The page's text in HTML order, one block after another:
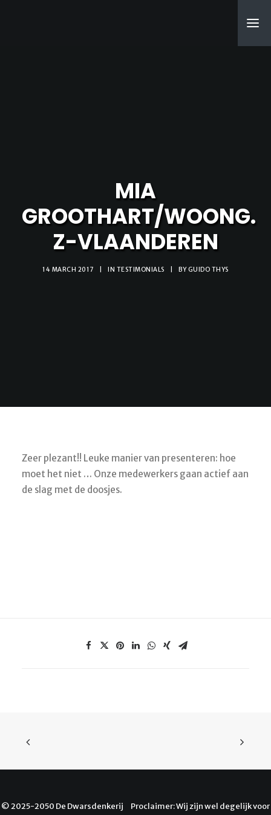
MIA
GROOTHART/WOONG.
Z-VLAANDEREN
14 MARCH 2017 IN TESTIMONIALS BYGUIDO THYS
Zeer plezant!! Leuke manier van presenteren: hoe
moet het niet … Onze medewerkers gaan actief aan
de slag met de doosjes.
© 2025-2050 De Dwarsdenkerij Proclaimer: Wij zijn wel degelijk voor